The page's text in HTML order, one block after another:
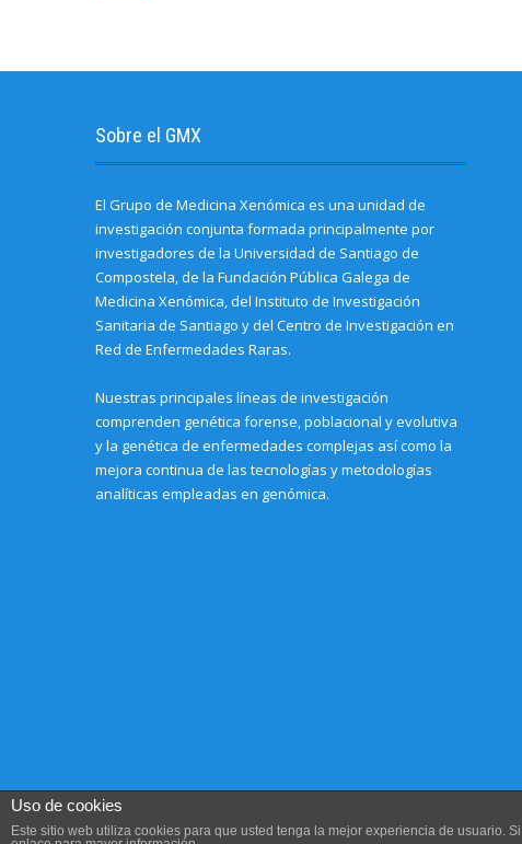
Sobre el GMX
El Grupo de Medicina Xenómica es una unidad de
investigación conjunta formada principalmente por
investigadores de la Universidad de Santiago de
Compostela, de la Fundación Pública Galega de
Medicina Xenómica, del Instituto de Investigación
Sanitaria de Santiago y del Centro de Investigación en
Red de Enfermedades Raras.
Nuestras principales líneas de investigación
comprenden genética forense, poblacional y evolutiva
y la genética de enfermedades complejas así como la
mejora continua de las tecnologías y metodologías
analíticas empleadas en genómica.
Uso de cookies
Este sitio web utiliza cookies para que usted tenga la mejor experiencia de usuario.